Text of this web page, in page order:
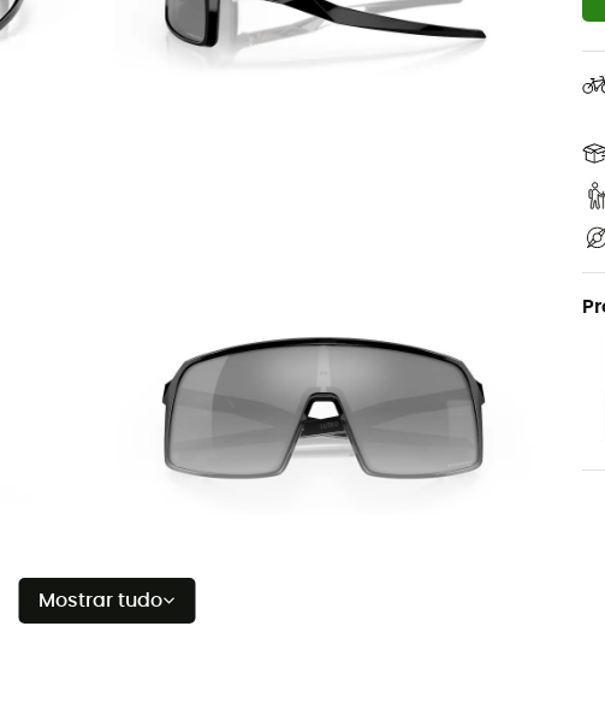
Mostrar tudo